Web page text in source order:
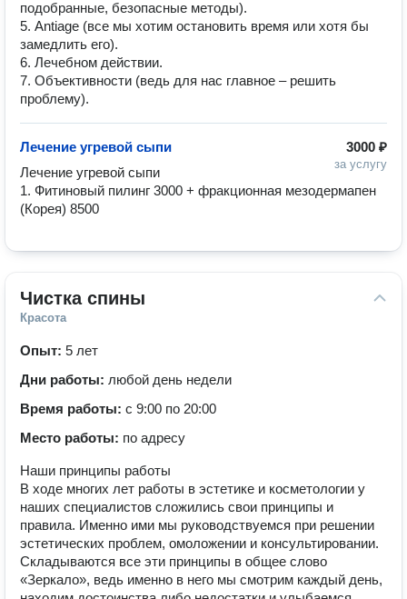
подобранные, безопасные методы).
5. Аntiage (все мы хотим остановить время или хотя бы
замедлить его).
6. Лечебном действии.
7. Объективности (ведь для нас главное – решить
проблему).
3000 ₽
за услугу
Лечение угревой сыпи
Лечение угревой сыпи
1. Фитиновый пилинг 3000 + фракционная мезодермапен
(Корея) 8500
Чистка спины
Красота
Опыт: 5 лет
Дни работы: любой день недели
Время работы: с 9:00 по 20:00
Место работы: по адресу
Наши принципы работы
В ходе многих лет работы в эстетике и косметологии у
наших специалистов сложились свои принципы и
правила. Именно ими мы руководствуемся при решении
эстетических проблем, омоложении и консультировании.
Складываются все эти принципы в общее слово
«Зеркало», ведь именно в него мы смотрим каждый день,